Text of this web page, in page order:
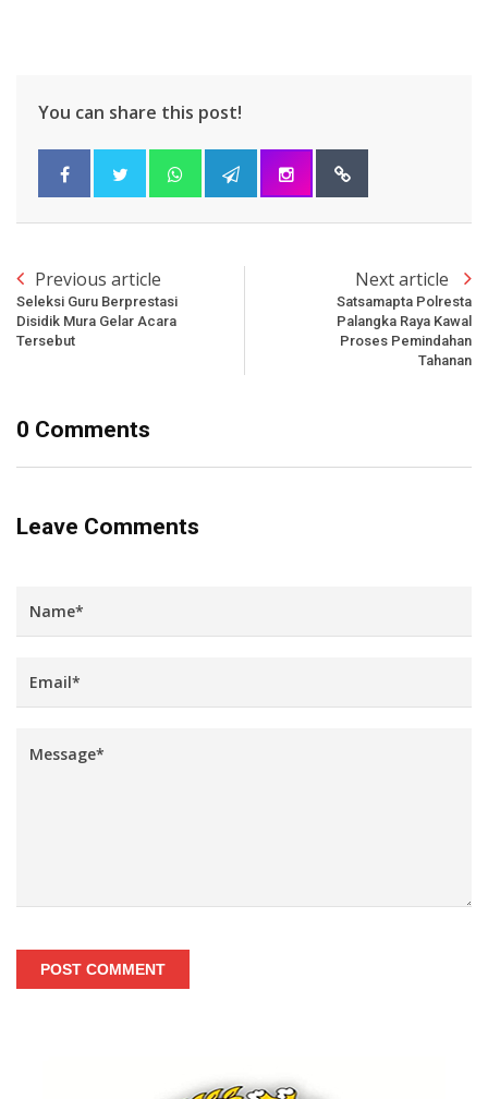
You can share this post!
Previous article
Seleksi Guru Berprestasi
Disidik Mura Gelar Acara
Tersebut
Next article
Satsamapta Polresta
Palangka Raya Kawal
Proses Pemindahan
Tahanan
0 Comments
Leave Comments
POST COMMENT